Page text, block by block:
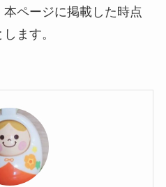
ページに掲載した時点
ます。